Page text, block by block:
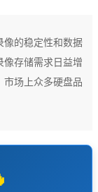
像的稳定性和数据
像存储需求日益增
市场上众多硬盘品